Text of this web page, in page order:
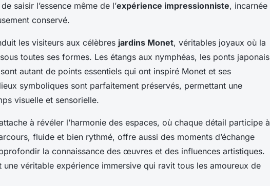
saisir l’essence même de l’expérience impressionniste, incarnée
conservé.
les visiteurs aux célèbres jardins Monet, véritables joyaux où la
toutes ses formes. Les étangs aux nymphéas, les ponts japonais
autant de points essentiels qui ont inspiré Monet et ses
symboliques sont parfaitement préservés, permettant une
visuelle et sensorielle.
à révéler l’harmonie des espaces, où chaque détail participe à
fluide et bien rythmé, offre aussi des moments d’échange
la connaissance des œuvres et des influences artistiques.
véritable expérience immersive qui ravit tous les amoureux de